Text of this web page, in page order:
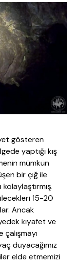
gösteren
yaptığı kış
mümkün
bir çığ ile
kolaylaştırmış.
15-20
Ancak
kıyafet ve
çalışmayı
duyacağımız
elde etmemizi